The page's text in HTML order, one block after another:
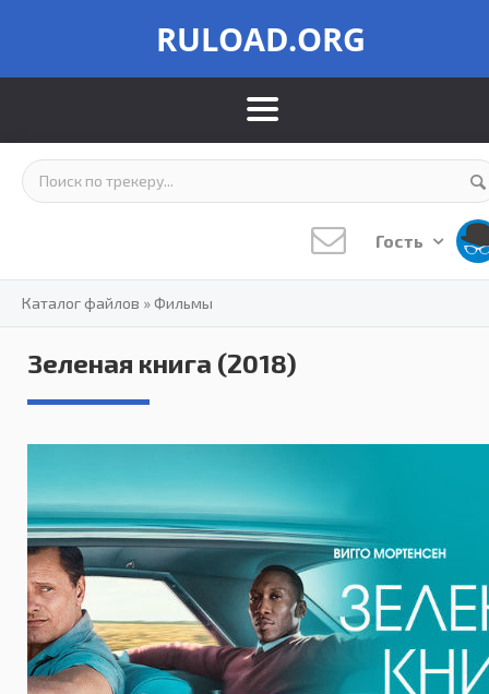
RULOAD.ORG
Гость
Каталог файлов »Фильмы
Зеленая книга (2018)